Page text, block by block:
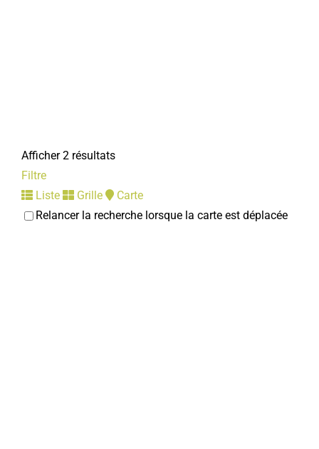
Afficher 2 résultats
Filtre
Liste
Grille
Carte
Relancer la recherche lorsque la carte est déplacée